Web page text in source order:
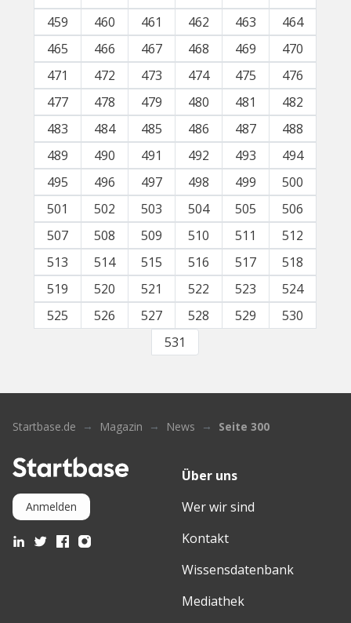
459
460 461 462 463
464
465
466 467 468 469
470
471
472 473 474 475
476
477
478 479 480 481
482
483
484 485 486 487
488
489
490 491 492 493
494
495
496 497 498 499
500
501
502 503 504 505
506
507
508 509 510 511
512
513
514 515 516 517
518
519
520 521 522 523
524
525
526 527 528 529
530
531
Startbase.de Magazin News Seite 300
Anmelden
Über uns
Wer wir sind
Kontakt
Wissensdatenbank
Mediathek